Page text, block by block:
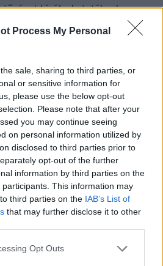
Process My Personal
sale, sharing to third parties, or
or sensitive information for
please use the below opt-out
Please note that after your
you may continue seeing
on personal information utilized by
disclosed to third parties prior to
opt-out of the further
information by third parties on the
participants. This information may
third parties on the IAB’s List of
that may further disclose it to other
Opt Outs
kínál a kutatóknak arra,
ismert mesterséges objektum
csaló bukott le:
magát, most így próbálják
fenyegetőző hívó végül